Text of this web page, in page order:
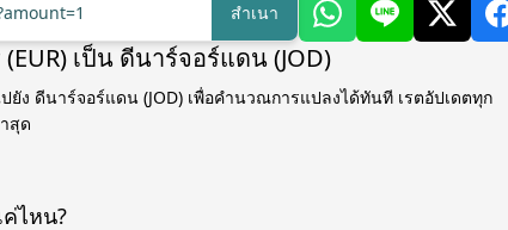
สำเนา
เป็น ดีนาร์จอร์แดน (JOD)
ปยัง ดีนาร์จอร์แดน (JOD) เพื่อคำนวณการแปลงได้ทันที เรตอัปเดตทุก
สุด
ไหน?